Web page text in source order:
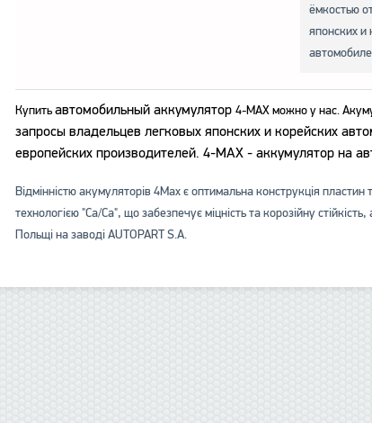
ёмкостью
японских и
Купитьавтомобильный аккумулятор4-МАХ можно у нас.
запросы владельцев легковых японских и корейских
европейских производителей.4-МАХ - аккумулятор на
Відмінністю акумуляторів 4Мax є оптимальна конструкція
технологією "Са/Са", що забезпечує міцність та корозійну
Польщі на заводі AUTOPART S.A.